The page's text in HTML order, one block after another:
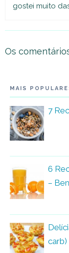
gostei muito
Os
MAIS
7
6
–